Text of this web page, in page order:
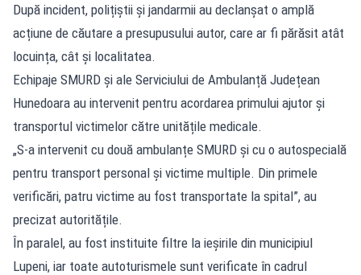
După incident, polițiștii și jandarmii au declanșat o amplă
acțiune de căutare a presupusului autor, care ar fi părăsit atât
locuința, cât și localitatea.
Echipaje SMURD și ale Serviciului de Ambulanță Județean
Hunedoara au intervenit pentru acordarea primului ajutor și
transportul victimelor către unitățile medicale.
„S-a intervenit cu două ambulanțe SMURD și cu o autospecială
pentru transport personal și victime multiple. Din primele
verificări, patru victime au fost transportate la spital”, au
precizat autoritățile.
În paralel, au fost instituite filtre la ieșirile din municipiul
Lupeni, iar toate autoturismele sunt verificate în cadrul